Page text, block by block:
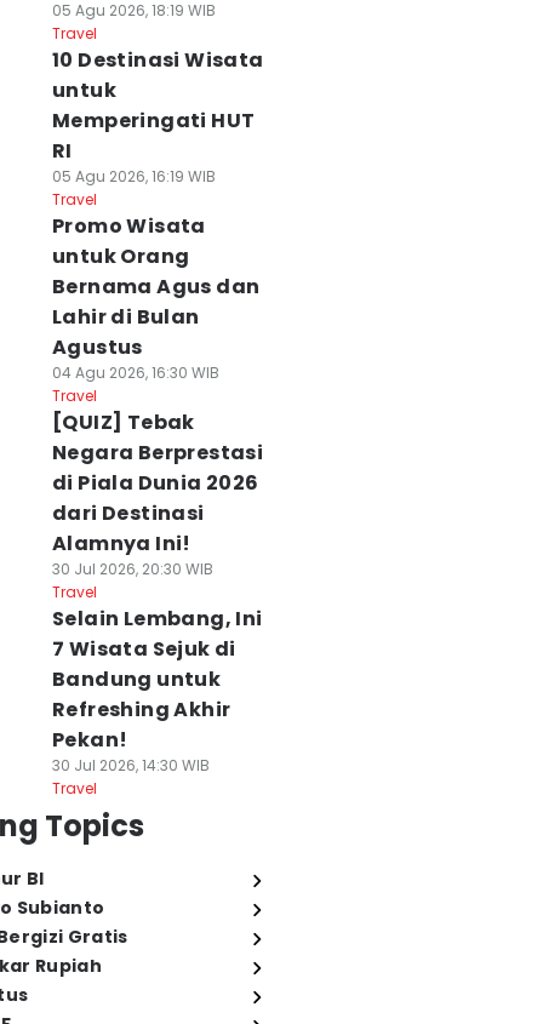
05 Agu 2026, 18:19 WIB
Travel
10 Destinasi Wisata
untuk
Memperingati HUT
RI
05 Agu 2026, 16:19 WIB
Travel
Promo Wisata
untuk Orang
Bernama Agus dan
Lahir di Bulan
Agustus
04 Agu 2026, 16:30 WIB
Travel
[QUIZ] Tebak
Negara Berprestasi
di Piala Dunia 2026
dari Destinasi
Alamnya Ini!
30 Jul 2026, 20:30 WIB
Travel
Selain Lembang, Ini
7 Wisata Sejuk di
Bandung untuk
Refreshing Akhir
Pekan!
30 Jul 2026, 14:30 WIB
Travel
Topics
BI
Subianto
Gratis
Rupiah